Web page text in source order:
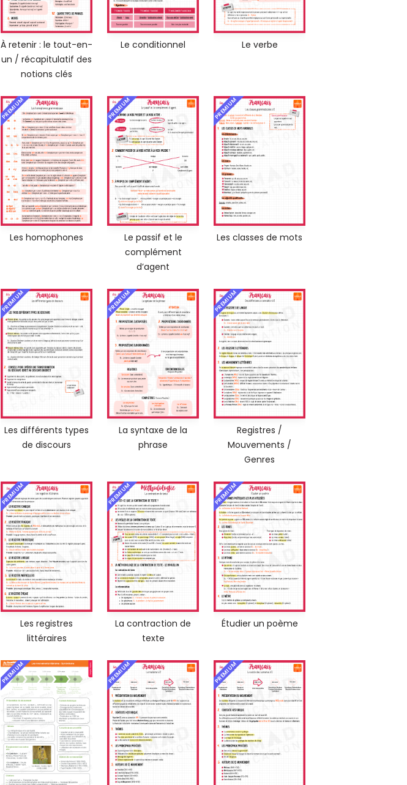
À retenir : le tout-en-
un / récapitulatif des
notions clés
Le conditionnel Le verbe
PREMIUM
Les homophones
PREMIUM
Le passif et le
complément
d’agent
PREMIUM
Les classes de mots
PREMIUM
Les différents types
de discours
PREMIUM
La syntaxe de la
phrase
PREMIUM
Registres /
Mouvements /
Genres
PREMIUM
Les registres
littéraires
PREMIUM
La contraction de
texte
PREMIUM
Étudier un poème
PREMIUM PREMIUM PREMIUM